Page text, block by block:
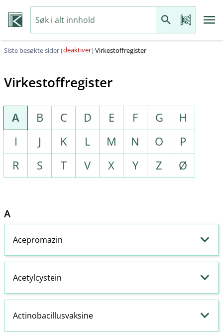
Siste besøkte sider (deaktiver)Virkestoffregister
Virkestoffregister
A B C D E F G
H
I
J K L M N O
P
R
S T V X Y Z Ø
A
Acepromazin
Acetylcystein
Actinobacillusvaksine